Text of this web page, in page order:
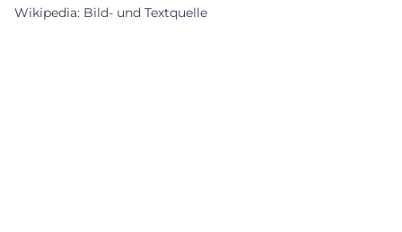
Wikipedia: Bild- und Textquelle